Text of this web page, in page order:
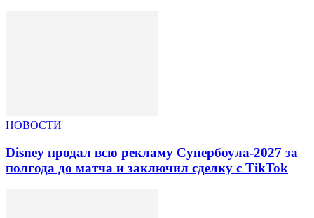
НОВОСТИ
Disney продал всю рекламу Супербоула-2027 за
полгода до матча и заключил сделку с TikTok